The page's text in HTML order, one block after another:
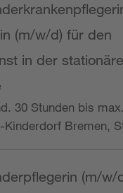
(m/w/d) für den
in der
30 Stunden bis
Kinderdorf Bremen,
(m/w/